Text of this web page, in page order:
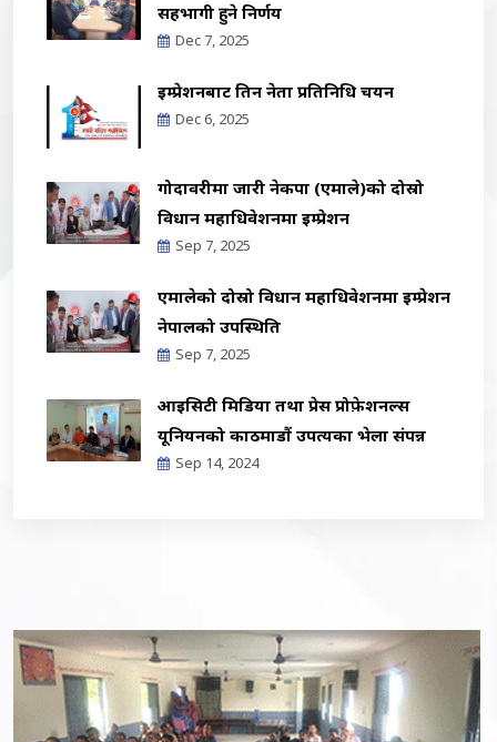
सहभागी हुने निर्णय
Dec 7, 2025
इम्प्रेशनबाट तिन नेता प्रतिनिधि चयन
Dec 6, 2025
गोदावरीमा जारी नेकपा (एमाले)को दोस्रो
विधान महाधिवेशनमा इम्प्रेशन
Sep 7, 2025
एमालेको दोस्रो विधान महाधिवेशनमा इम्प्रेशन
नेपालको उपस्थिति
Sep 7, 2025
आइसिटी मिडिया तथा प्रेस प्रोफ़ेशनल्स
यूनियनको काठमाडौं उपत्यका भेला संपन्न
Sep 14, 2024